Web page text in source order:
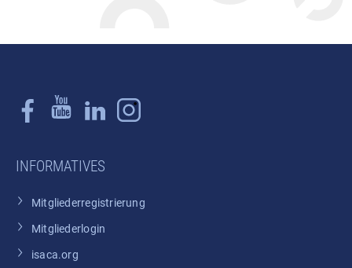
INFORMATIVES
Mitgliederregistrierung
Mitgliederlogin
isaca.org